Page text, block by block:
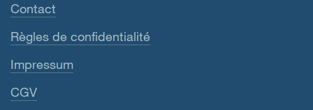
Contact
Règles de confidentialité
Impressum
CGV